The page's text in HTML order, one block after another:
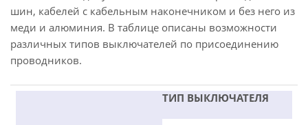
шин, кабелей с кабельным наконечником и без него из
меди и алюминия. В таблице описаны возможности
различных типов выключателей по присоединению
проводников.
ТИП ВЫКЛЮЧАТЕЛЯ